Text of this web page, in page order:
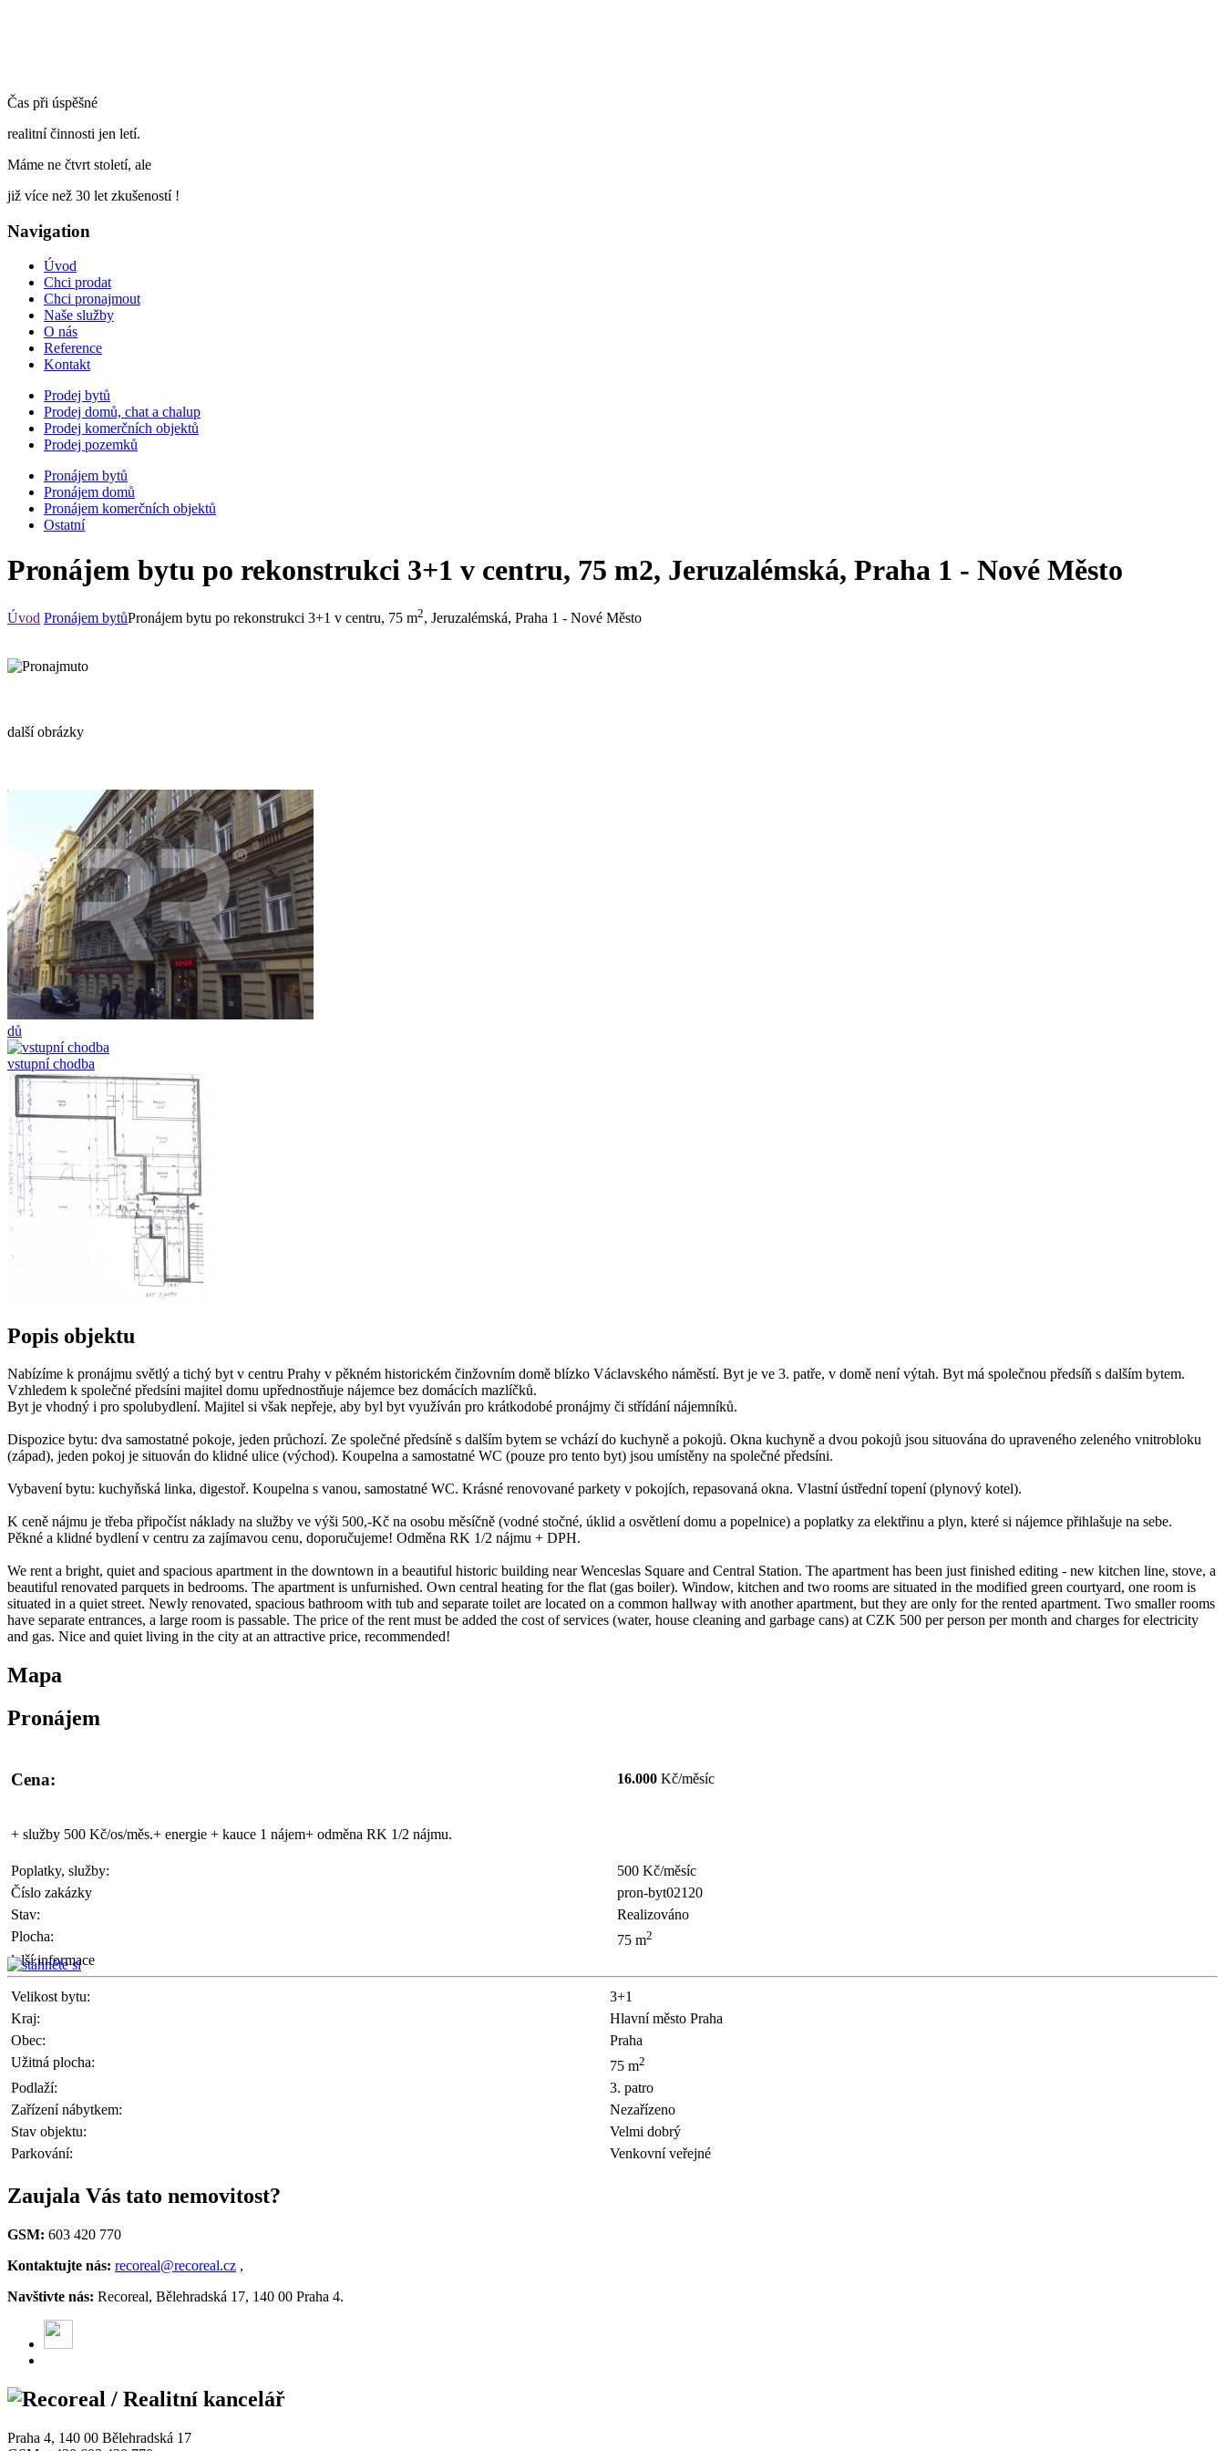
Čas při úspěšné
realitní činnosti jen letí.
Máme ne čtvrt století, ale
již více než 30 let zkušeností !
Navigation
Úvod
Chci prodat
Chci pronajmout
Naše služby
O nás
Reference
Kontakt
Prodej bytů
Prodej domů, chat a chalup
Prodej komerčních objektů
Prodej pozemků
Pronájem bytů
Pronájem domů
Pronájem komerčních objektů
Ostatní
Pronájem bytu po rekonstrukci 3+1 v centru, 75 m2, Jeruzalémská, Praha 1 - Nové Město
Úvod Pronájem bytůPronájem bytu po rekonstrukci 3+1 v centru, 75 m2, Jeruzalémská, Praha 1 - Nové Město
další obrázky
dů
vstupní chodba
Popis objektu
Nabízíme k pronájmu světlý a tichý byt v centru Prahy v pěkném historickém činžovním domě blízko Václavského náměstí. Byt je ve 3. patře, v domě není výtah. Byt má společnou předsíň s dalším bytem.
Vzhledem k společné předsíni majitel domu upřednostňuje nájemce bez domácích mazlíčků.
Byt je vhodný i pro spolubydlení. Majitel si však nepřeje, aby byl byt využíván pro krátkodobé pronájmy či střídání nájemníků.
Dispozice bytu: dva samostatné pokoje, jeden průchozí. Ze společné předsíně s dalším bytem se vchází do kuchyně a pokojů. Okna kuchyně a dvou pokojů jsou situována do upraveného zeleného vnitrobloku
(západ), jeden pokoj je situován do klidné ulice (východ). Koupelna a samostatné WC (pouze pro tento byt) jsou umístěny na společné předsíni.
Vybavení bytu: kuchyňská linka, digestoř. Koupelna s vanou, samostatné WC. Krásné renovované parkety v pokojích, repasovaná okna. Vlastní ústřední topení (plynový kotel).
K ceně nájmu je třeba připočíst náklady na služby ve výši 500,-Kč na osobu měsíčně (vodné stočné, úklid a osvětlení domu a popelnice) a poplatky za elektřinu a plyn, které si nájemce přihlašuje na sebe.
Pěkné a klidné bydlení v centru za zajímavou cenu, doporučujeme! Odměna RK 1/2 nájmu + DPH.
We rent a bright, quiet and spacious apartment in the downtown in a beautiful historic building near Wenceslas Square and Central Station. The apartment has been just finished editing - new kitchen line, stove, a
beautiful renovated parquets in bedrooms. The apartment is unfurnished. Own central heating for the flat (gas boiler). Window, kitchen and two rooms are situated in the modified green courtyard, one room is
situated in a quiet street. Newly renovated, spacious bathroom with tub and separate toilet are located on a common hallway with another apartment, but they are only for the rented apartment. Two smaller rooms
have separate entrances, a large room is passable. The price of the rent must be added the cost of services (water, house cleaning and garbage cans) at CZK 500 per person per month and charges for electricity
and gas. Nice and quiet living in the city at an attractive price, recommended!
Mapa
Pronájem
Cena: 16.000 Kč/měsíc
+ služby 500 Kč/os/měs.+ energie + kauce 1 nájem+ odměna RK 1/2 nájmu.
Poplatky, služby:
500 Kč/měsíc
Číslo zakázky
pron-byt02120
Stav:
Realizováno
Plocha:
75 m2
další informace
Velikost bytu:
3+1
Kraj:
Hlavní město Praha
Obec:
Praha
Užitná plocha:
75 m2
Podlaží:
3. patro
Zařízení nábytkem:
Nezařízeno
Stav objektu:
Velmi dobrý
Parkování:
Venkovní veřejné
Zaujala Vás tato nemovitost?
GSM: 603 420 770
Kontaktujte nás: recoreal@recoreal.cz ,
Navštivte nás: Recoreal, Bělehradská 17, 140 00 Praha 4.
Praha 4, 140 00 Bělehradská 17